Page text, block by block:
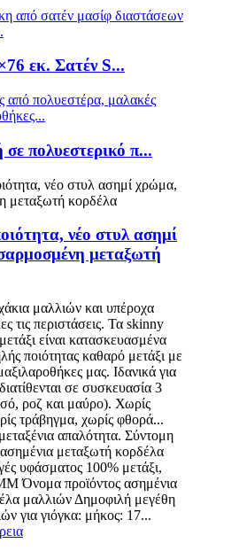
εκ. Σατέν S...
σε πολυεστερικό π...
νέο στυλ ασημί
μεταξωτή
μαλλιών και υπέροχα
τις περιστάσεις. Τα skinny
είναι κατασκευασμένα
ποιότητας καθαρό μετάξι με
μας. Ιδανικά για
σε συσκευασία 3
ροζ και μαύρο). Χωρίς
τράβηγμα, χωρίς φθορά...
απαλότητα. Σύντομη
μεταξωτή κορδέλα
υφάσματος 100% μετάξι,
Όνομα προϊόντος ασημένια
μαλλιών Δημοφιλή μεγέθη
για γιόγκα: μήκος: 17...